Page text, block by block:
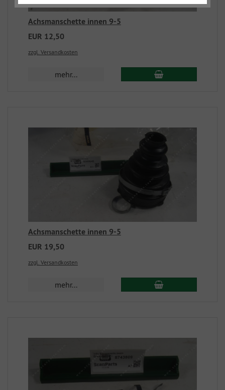
Achsmanschette innen 9-5
EUR 12,50
zzgl. Versandkosten
mehr...
Achsmanschette innen 9-5
EUR 19,50
zzgl. Versandkosten
mehr...